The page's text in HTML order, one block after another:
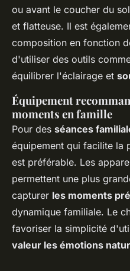
ou avant le coucher du
et flatteuse. Il est
composition en fonction
d'utiliser des outils
équilibrer l'éclairage et
Équipement
moments en famille
Pour des séances
équipement qui facilite la
est préférable. Les
permettent une plus
capturer les moments
dynamique familiale. Le
favoriser la simplicité
valeur les émotions